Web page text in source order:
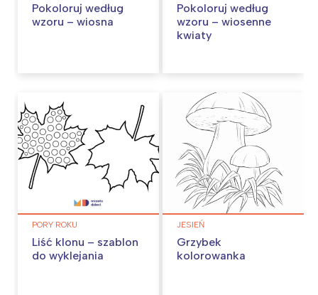
Pokoloruj według
wzoru – wiosna
Pokoloruj według
wzoru – wiosenne
kwiaty
PORY ROKU
Liść klonu – szablon
do wyklejania
JESIEŃ
Grzybek
kolorowanka